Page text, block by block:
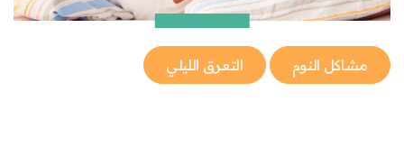
مشاكل النوم التعرق الليلي